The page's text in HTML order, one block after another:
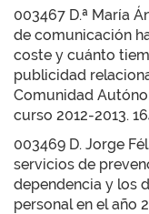
003467 D.ª María
de comunicación
coste y cuánto
publicidad
Comunidad
curso 2012-2013.
003469 D. Jorge
servicios de
dependencia y los
personal en el año